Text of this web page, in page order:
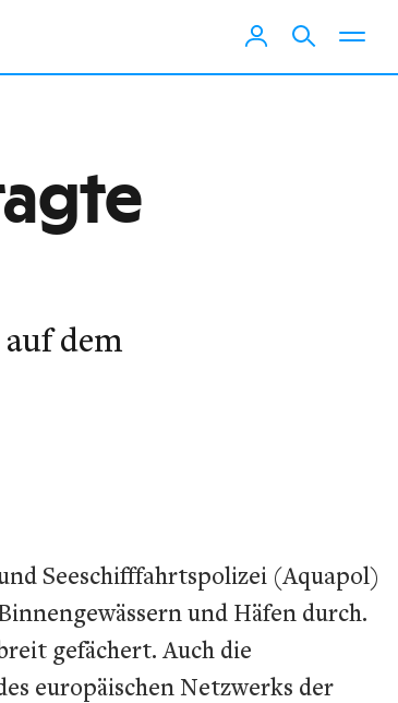
dem
Seeschifffahrtspolizei (Aquapol)
und Häfen durch.
gefächert. Auch die
europäischen Netzwerks der